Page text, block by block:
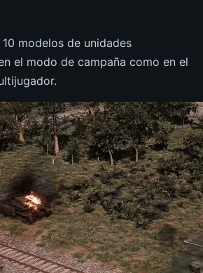
modelos de unidades
el modo de campaña como en el